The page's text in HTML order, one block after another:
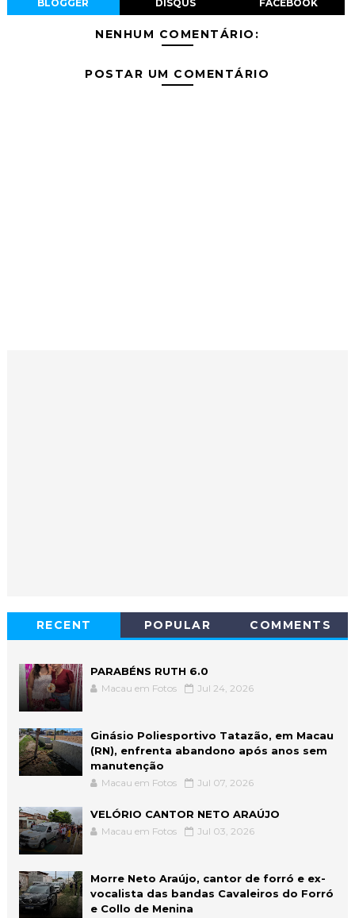
BLOGGER DISQUS FACEBOOK
NENHUM COMENTÁRIO:
POSTAR UM COMENTÁRIO
RECENT POPULAR COMMENTS
PARABÉNS RUTH 6.0
Macau em Fotos Jul 24, 2026
Ginásio Poliesportivo Tatazão, em Macau
(RN), enfrenta abandono após anos sem
manutenção
Macau em Fotos Jul 07, 2026
VELÓRIO CANTOR NETO ARAÚJO
Macau em Fotos Jul 03, 2026
Morre Neto Araújo, cantor de forró e ex-
vocalista das bandas Cavaleiros do Forró
e Collo de Menina